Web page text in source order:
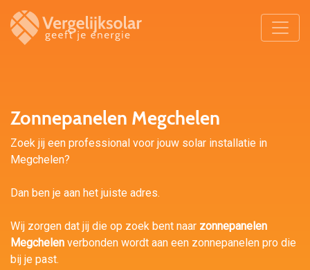
Zonnepanelen Megchelen
Zoek jij een professional voor jouw solar installatie in
Megchelen?
Dan ben je aan het juiste adres.
Wij zorgen dat jij die op zoek bent naar zonnepanelen
Megchelen verbonden wordt aan een zonnepanelen pro die
bij je past.